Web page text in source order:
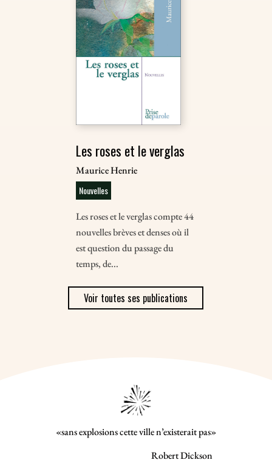
Les roses et le verglas
Maurice Henrie
Nouvelles
Les roses et le verglas compte 44
nouvelles brèves et denses où il
est question du passage du
temps, de...
Voir toutes ses publications
«sans explosions cette ville n’existerait pas»
Robert Dickson